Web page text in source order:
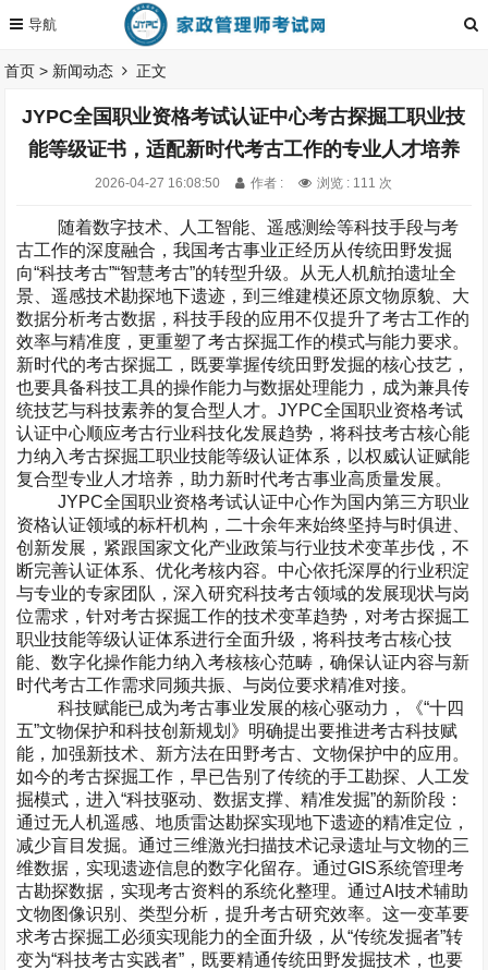
首页 > 新闻动态 正文
JYPC全国职业资格考试认证中心考古探掘工职业技
能等级证书，适配新时代考古工作的专业人才培养
2026-04-27 16:08:50 作者 : 浏览 : 111 次
随着数字技术、人工智能、遥感测绘等科技手段与考
古工作的深度融合，我国考古事业正经历从传统田野发掘
向“科技考古”“智慧考古”的转型升级。从无人机航拍遗址全
景、遥感技术勘探地下遗迹，到三维建模还原文物原貌、大
数据分析考古数据，科技手段的应用不仅提升了考古工作的
效率与精准度，更重塑了考古探掘工作的模式与能力要求。
新时代的考古探掘工，既要掌握传统田野发掘的核心技艺，
也要具备科技工具的操作能力与数据处理能力，成为兼具传
统技艺与科技素养的复合型人才。JYPC全国职业资格考试
认证中心顺应考古行业科技化发展趋势，将科技考古核心能
力纳入考古探掘工职业技能等级认证体系，以权威认证赋能
复合型专业人才培养，助力新时代考古事业高质量发展。
JYPC全国职业资格考试认证中心作为国内第三方职业
资格认证领域的标杆机构，二十余年来始终坚持与时俱进、
创新发展，紧跟国家文化产业政策与行业技术变革步伐，不
断完善认证体系、优化考核内容。中心依托深厚的行业积淀
与专业的专家团队，深入研究科技考古领域的发展现状与岗
位需求，针对考古探掘工作的技术变革趋势，对考古探掘工
职业技能等级认证体系进行全面升级，将科技考古核心技
能、数字化操作能力纳入考核核心范畴，确保认证内容与新
时代考古工作需求同频共振、与岗位要求精准对接。
科技赋能已成为考古事业发展的核心驱动力，《“十四
五”文物保护和科技创新规划》明确提出要推进考古科技赋
能，加强新技术、新方法在田野考古、文物保护中的应用。
如今的考古探掘工作，早已告别了传统的手工勘探、人工发
掘模式，进入“科技驱动、数据支撑、精准发掘”的新阶段：
通过无人机遥感、地质雷达勘探实现地下遗迹的精准定位，
减少盲目发掘。通过三维激光扫描技术记录遗址与文物的三
维数据，实现遗迹信息的数字化留存。通过GIS系统管理考
古勘探数据，实现考古资料的系统化整理。通过AI技术辅助
文物图像识别、类型分析，提升考古研究效率。这一变革要
求考古探掘工必须实现能力的全面升级，从“传统发掘者”转
变为“科技考古实践者”，既要精通传统田野发掘技术，也要